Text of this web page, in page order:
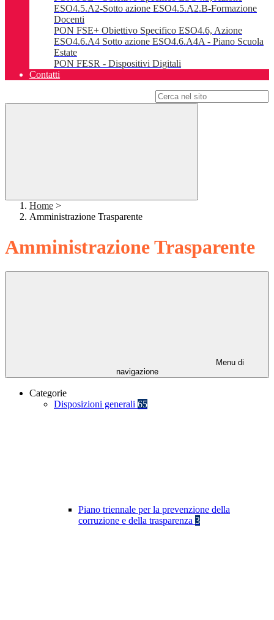
ESO4.5.A2-Sotto azione ESO4.5.A2.B-Formazione
Docenti
PON FSE+ Obiettivo Specifico ESO4.6, Azione
ESO4.6.A4 Sotto azione ESO4.6.A4A - Piano Scuola
Estate
PON FESR - Dispositivi Digitali
Contatti
Home >
Amministrazione Trasparente
Amministrazione Trasparente
Menu di
navigazione
Categorie
Disposizioni generali 65
Piano triennale per la prevenzione della
corruzione e della trasparenza 3